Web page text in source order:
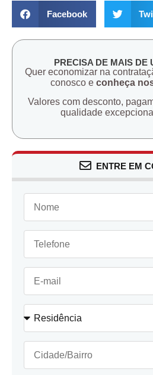
Facebook
PRECISA DE MAIS DE
Quer economizar na
conosco e conheça
Valores com desconto,
qualidade
ENTRE EM